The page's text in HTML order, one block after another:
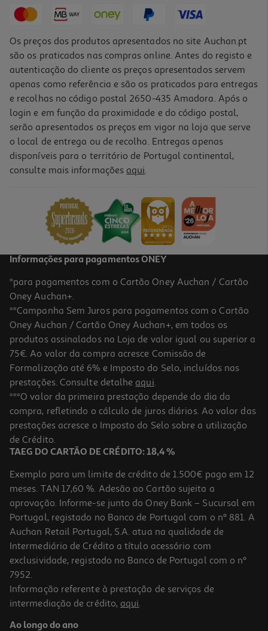
Serum Revuele Vitamin C 15% 30 Ml
Creme De Noite Revuele Anti-Blemish 40 Ml
149.75 €/Lt
5,99 €
Creme De Noite Revuele Active Collagen 50 Ml
129.8 €/Lt
Os preços dos produtos apresentados no site Auchan.pt
são os praticados nas compras online. Antes do registo e
autenticação do cliente os preços apresentados servem
apenas como referência e são os praticados para entregas
e recolhas no código postal 2650-435 Amadora. Após o
login e em função da proximidade e do código postal,
serão apresentados os preços em vigor na loja que serve
o local de entrega ou de recolha. Entregas apenas
disponíveis para o território de Portugal continental,
consulte mais informações aqui.
Informações para pagamentos ONEY
*para pagamentos com o Cartão Oney Auchan / Cartão
Oney Auchan+.
**Campanha Sem Juros para pagamentos com o Cartão
Oney Auchan / Cartão Oney Auchan+, em todos os
produtos assinalados na Loja de valor igual ou superior a
75€. Ao valor da compra acresce Comissão de
Formalização até 6% e Imposto do Selo, incluídos nas
prestações. Consulte detalhe aqui.
***O valor da primeira prestação depende do dia da
compra, refletindo o cálculo de juros diários. Ao valor das
prestações acresce o Imposto do Selo sobre a utilização
de Crédito.
TAEG DO CARTÃO DE CRÉDITO: 18,4 %
Exemplo para um limite de crédito de 1.500€ pago em 12
meses. TAN 17,60 %. Adesão ao Cartão sujeita a
aprovação. Informe-se junto do Oney Bank – Sucursal em
Portugal, registado no Banco de Portugal com o nº 881. A
Auchan Retail Portugal, S.A. atua na qualidade de
Intermediário de Crédito a título acessório com
exclusividade, registado no Banco de Portugal com o nº
7952.
Informação referente à prestação de serviços de
intermediação de crédito, aqui.
Ao longo do ano